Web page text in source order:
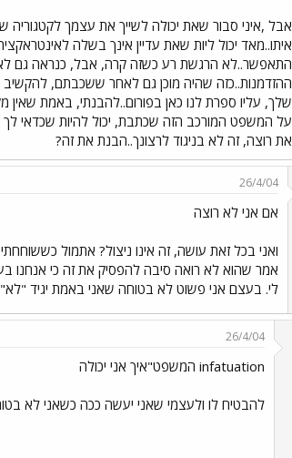
אבל ,איני סבור שאת יכולה לשייך את עצמך
איתו..מאד יכול ליות שאת עדיין אינך בשלה
התאפשר..לא הרגשת רע כשזה קרה, אבל, כנראה גם
ההזדמנות..כזה שהיה מוכן גם לאחר ששכבתם, להקשיב
שלך, עליו ספרת לנו כאן בפורום..להבנתי, באמת
על המשפט המורכב הזה שכתבת, יכול להיות שכדאי לך
את רוצה, זה לא בניגוד לרצונך..הבנת את זה?
26/4/04
אם אני לא רוצה
ואני בכל זאת עושה, זה אינו ניצול? אתמול
אמר שהוא לא רואה סיבה להפסיק את זה כי אנחנו
לי. בעצם אני פשוט לא בטוחה שאני באמת יגיד
26/4/04
infatuation המשפט"איך אני יכולה
להבטיח לו ולעצמי שאני יעשה ככה כשאני לא